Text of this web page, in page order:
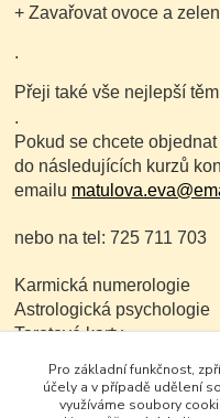
+ Zavařovat ovoce a
.
Přeji také vše nejlepší
.
Pokud se chcete
do následujících kurzů
emailu
nebo na tel: 725 711 703
Karmická numerologie
Astrologická psychologie
Tarotové karty
Mějte fajn den Eva
Pro základní funkčnost,
účely a v případě udělení
využíváme soubory